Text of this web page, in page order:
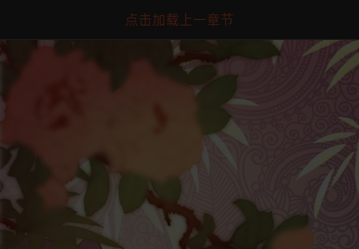
点击加载上一章节